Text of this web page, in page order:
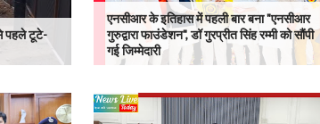
पहले टूटे-
एनसीआर के इतिहास में पहली बार बना "एनसीआर
गुरुद्वारा फाउंडेशन", डॉ गुरप्रीत सिंह रम्मी को सौंपी
गई जिम्मेदारी